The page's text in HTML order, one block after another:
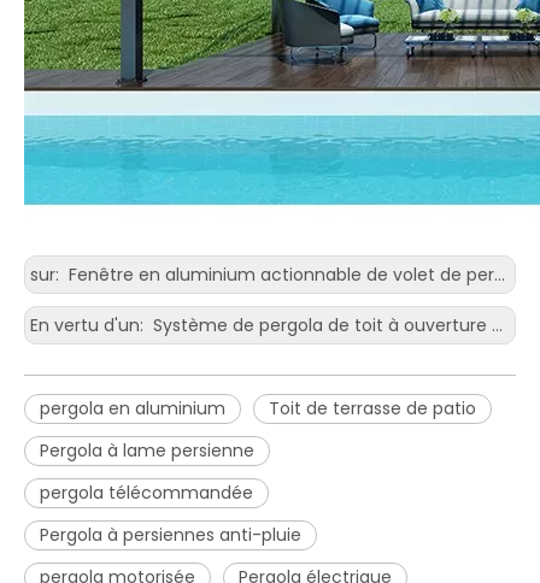
sur: Fenêtre en aluminium actionnable de volet de persienne de lame de ventilation d'air
En vertu d'un: Système de pergola de toit à ouverture de commande électrique en aluminium
pergola en aluminium
Toit de terrasse de patio
Pergola à lame persienne
pergola télécommandée
Pergola à persiennes anti-pluie
pergola motorisée
Pergola électrique